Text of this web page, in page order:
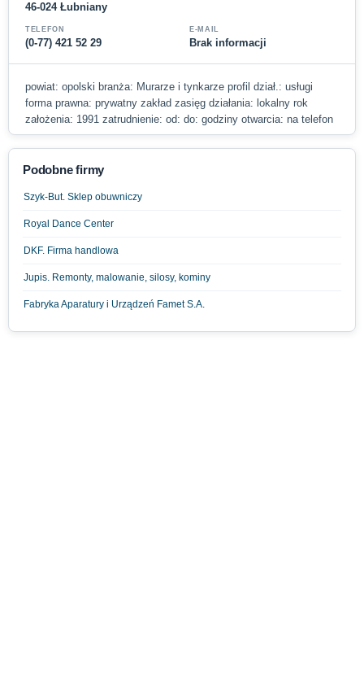
46-024 Łubniany
TELEFON
(0-77) 421 52 29
E-MAIL
Brak informacji
powiat: opolski branża: Murarze i tynkarze profil dział.: usługi
forma prawna: prywatny zakład zasięg działania: lokalny rok
założenia: 1991 zatrudnienie: od: do: godziny otwarcia: na telefon
Podobne firmy
Szyk-But. Sklep obuwniczy
Royal Dance Center
DKF. Firma handlowa
Jupis. Remonty, malowanie, silosy, kominy
Fabryka Aparatury i Urządzeń Famet S.A.